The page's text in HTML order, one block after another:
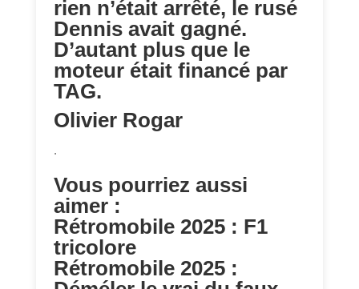
rien n’était arrêté, le rusé
Dennis avait gagné.
D’autant plus que le
moteur était financé par
TAG.
Olivier Rogar
.
Vous pourriez aussi
aimer :
Rétromobile 2025 : F1
tricolore
Rétromobile 2025 :